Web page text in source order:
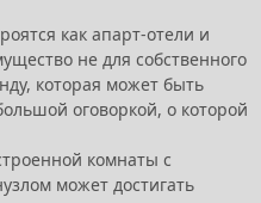
как апарт-отели и
не для собственного
которая может быть
оговоркой, о которой
комнаты с
может достигать